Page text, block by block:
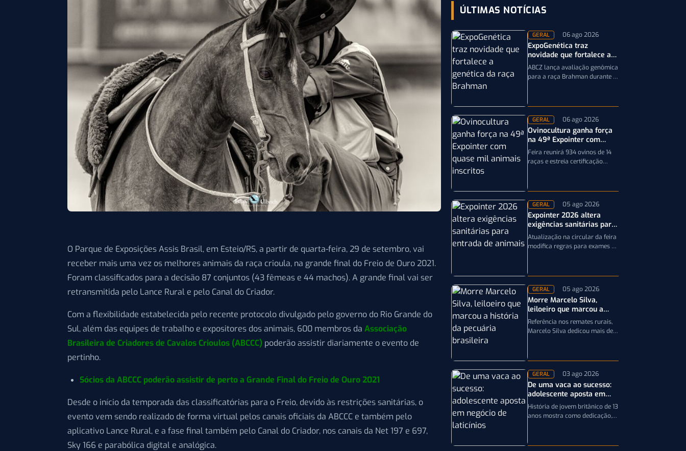
O Parque de Exposições Assis Brasil, em Esteio/RS, a partir de quarta-feira, 29 de setembro, vai
receber mais uma vez os melhores animais da raça crioula, na grande final do Freio de Ouro 2021.
Foram classificados para a decisão 87 conjuntos (43 fêmeas e 44 machos). A grande final vai ser
retransmitida pelo Lance Rural e pelo Canal do Criador.
Com a flexibilidade estabelecida pelo recente protocolo divulgado pelo governo do Rio Grande do
Sul, além das equipes de trabalho e expositores dos animais, 600 membros da Associação
Brasileira de Criadores de Cavalos Crioulos (ABCCC) poderão assistir diariamente o evento de
pertinho.
Sócios da ABCCC poderão assistir de perto a Grande Final do Freio de Ouro 2021
Desde o início da temporada das classificatórias para o Freio, devido às restrições sanitárias, o
evento vem sendo realizado de forma virtual pelos canais oficiais da ABCCC e também pelo
aplicativo Lance Rural, e a fase final também pelo Canal do Criador, nos canais da Net 197 e 697,
Sky 166 e parabólica digital e analógica.
ÚLTIMAS NOTÍCIAS
GERAL 06 ago 2026
ExpoGenética traz
novidade que fortalece a
genética da raça Brahman
ABCZ lança avaliação genômica
para a raça Brahman durante a
dos rebanhos
GERAL 06 ago 2026
Ovinocultura ganha força
na 49ª Expointer com
quase mil animais
inscritos
Feira reunirá 934 ovinos de 14
raças e estreia certificação
GERAL 05 ago 2026
Expointer 2026 altera
exigências sanitárias para
entrada de animais;
entenda
Atualização na circular da feira
modifica regras para exames e
Expointer 2026
GERAL 05 ago 2026
Morre Marcelo Silva,
leiloeiro que marcou a
história da pecuária
brasileira
Referência nos remates rurais,
Marcelo Silva dedicou mais de
Crioulos,…
GERAL 03 ago 2026
De uma vaca ao sucesso:
adolescente aposta em
negócio de laticínios
História de jovem britânico de 13
anos mostra como dedicação,
transformar uma única…